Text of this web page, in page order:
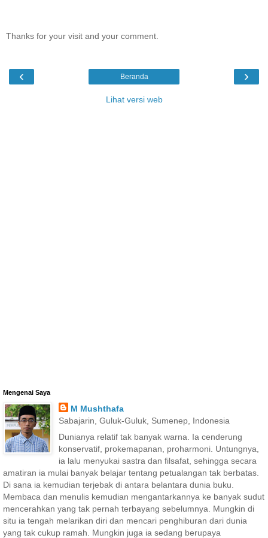
Thanks for your visit and your comment.
‹ ›
Beranda
Lihat versi web
Mengenai Saya
M Mushthafa
Sabajarin, Guluk-Guluk, Sumenep, Indonesia
Dunianya relatif tak banyak warna. Ia cenderung
konservatif, prokemapanan, proharmoni. Untungnya,
ia lalu menyukai sastra dan filsafat, sehingga secara
amatiran ia mulai banyak belajar tentang petualangan tak berbatas.
Di sana ia kemudian terjebak di antara belantara dunia buku.
Membaca dan menulis kemudian mengantarkannya ke banyak sudut
mencerahkan yang tak pernah terbayang sebelumnya. Mungkin di
situ ia tengah melarikan diri dan mencari penghiburan dari dunia
yang tak cukup ramah. Mungkin juga ia sedang berupaya